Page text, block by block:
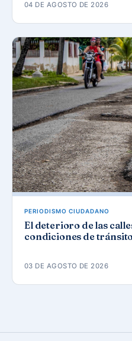
04 DE AGOSTO DE 2026
PERIODISMO CIUDADANO
El deterioro de las
condiciones de
03 DE AGOSTO DE 2026